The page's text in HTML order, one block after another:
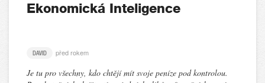
Ekonomická Inteligence
DAVID před rokem
Je tu pro všechny, kdo chtějí mít svoje peníze pod kontrolou.